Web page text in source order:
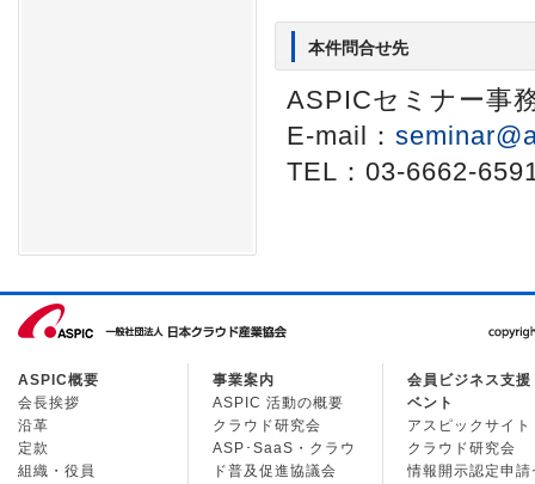
本件問合せ先
ASPICセミナー事
E-mail：
TEL：03-6662-
ASPIC概要
会長挨拶
沿革
定款
組織・役員
事業案内
ASPIC 活動の概要
クラウド研究会
ASP･SaaS・クラウ
ド普及促進協議会
会員ビジネス支援
ベント
アスピックサイト
クラウド研究会
情報開示認定申請